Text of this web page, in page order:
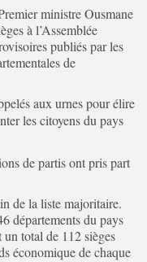
ministre Ousmane
à l’Assemblée
publiés par les
de
aux urnes pour élire
les citoyens du pays
de partis ont pris part
de la liste majoritaire.
départements du pays
un total de 112 sièges
économique de chaque